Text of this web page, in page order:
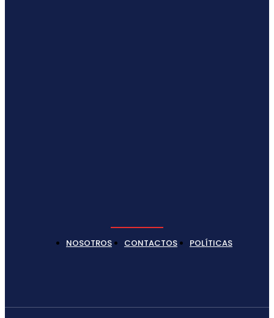
NOSOTROS CONTACTOS POLÍTICAS